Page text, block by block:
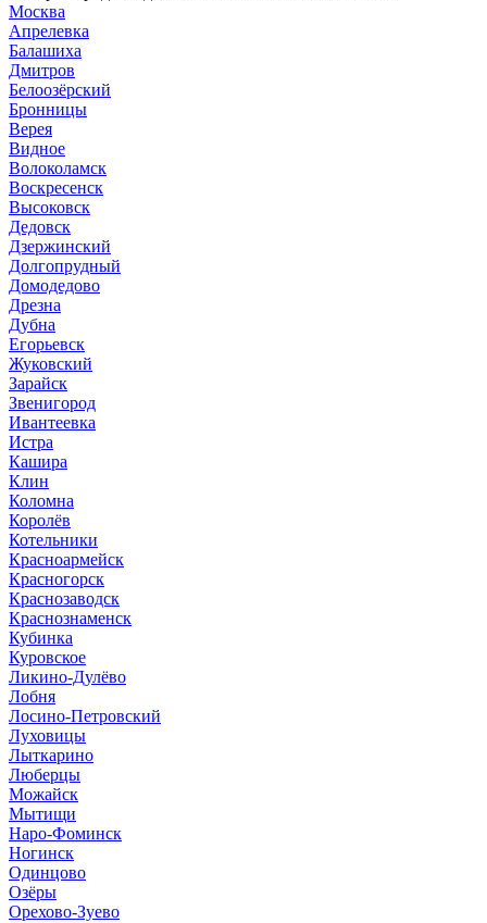
Москва
Апрелевка
Балашиха
Дмитров
Белоозёрский
Бронницы
Верея
Видное
Волоколамск
Воскресенск
Высоковск
Дедовск
Дзержинский
Долгопрудный
Домодедово
Дрезна
Дубна
Егорьевск
Жуковский
Зарайск
Звенигород
Ивантеевка
Истра
Кашира
Клин
Коломна
Королёв
Котельники
Красноармейск
Красногорск
Краснозаводск
Краснознаменск
Кубинка
Куровское
Ликино-Дулёво
Лобня
Лосино-Петровский
Луховицы
Лыткарино
Люберцы
Можайск
Мытищи
Наро-Фоминск
Ногинск
Одинцово
Озёры
Орехово-Зуево